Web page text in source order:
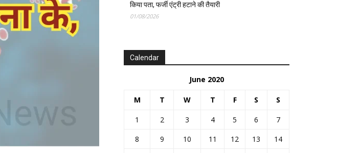
किया पता, फर्जी एंट्री हटाने की तैयारी
01/08/2026
Calendar
June 2020
M T W T F S S
1 2 3 4 5 6
7
8
9 10 11 12 13
14